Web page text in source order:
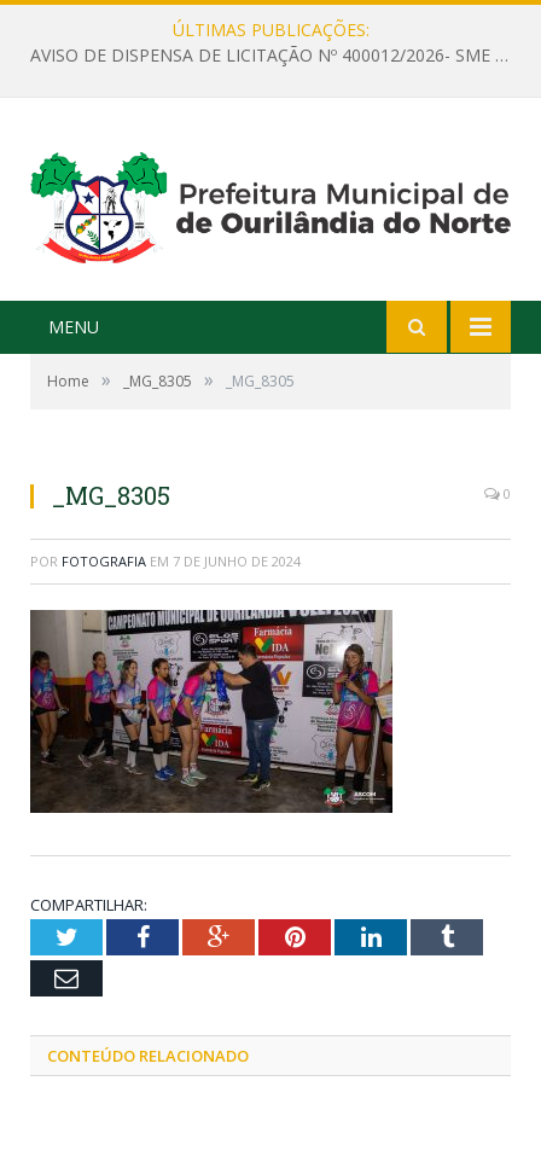
ÚLTIMAS PUBLICAÇÕES:
AVISO DE DISPENSA DE LICITAÇÃO Nº 400012/2026- SME – CONTRATAÇÃO DE EMPRESA ESPECIALIZADA PARA LOCAÇÃO DE ÔNIBUS EXECUTIVO COM CAPACIDADE DE 60 (SESSENTA) POLTRONAS, PARA TRANSPORTAR PROFESSORES RESPONSÁVEIS E ALUNOS PARA BRASÍLIA, COM SAÍDA DIA 10/08/2026 E RETORNO DIA 14/08/2026
MENU
Home » _MG_8305 » _MG_8305
_MG_8305 0
POR FOTOGRAFIA EM 7 DE JUNHO DE 2024
COMPARTILHAR:
TwitterFacebookGoogle+PinterestLinkedInTumblr
Email
CONTEÚDO RELACIONADO